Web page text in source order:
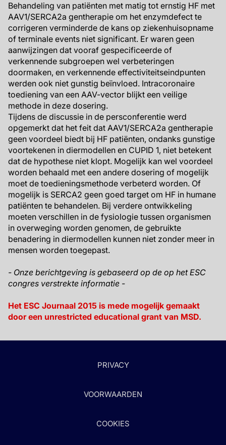
Behandeling van patiënten met matig tot ernstig HF met
AAV1/SERCA2a gentherapie om het enzymdefect te
corrigeren verminderde de kans op ziekenhuisopname
of terminale events niet significant. Er waren geen
aanwijzingen dat vooraf gespecificeerde of
verkennende subgroepen wel verbeteringen
doormaken, en verkennende effectiviteitseindpunten
werden ook niet gunstig beïnvloed. Intracoronaire
toediening van een AAV-vector blijkt een veilige
methode in deze dosering.
Tijdens de discussie in de persconferentie werd
opgemerkt dat het feit dat AAV1/SERCA2a gentherapie
geen voordeel biedt bij HF patiënten, ondanks gunstige
voortekenen in diermodellen en CUPID 1, niet betekent
dat de hypothese niet klopt. Mogelijk kan wel voordeel
worden behaald met een andere dosering of mogelijk
moet de toedieningsmethode verbeterd worden. Of
mogelijk is SERCA2 geen goed target om HF in humane
patiënten te behandelen. Bij verdere ontwikkeling
moeten verschillen in de fysiologie tussen organismen
in overweging worden genomen, de gebruikte
benadering in diermodellen kunnen niet zonder meer in
mensen worden toegepast.
- Onze berichtgeving is gebaseerd op de op het ESC
congres verstrekte informatie -
Het ESC Journaal 2015 is mede mogelijk gemaakt
door een unrestricted educational grant van MSD.
PRIVACY
VOORWAARDEN
COOKIES